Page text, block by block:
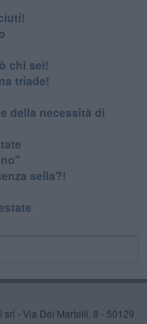
chi sei!
triade!
della necessità di
sella?!
- Via Dei Martelli, 8 - 50129